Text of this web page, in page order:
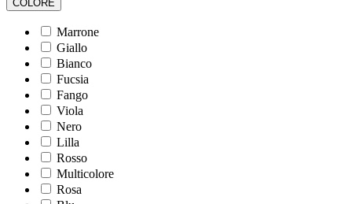
COLORE
Marrone
Giallo
Bianco
Fucsia
Fango
Viola
Nero
Lilla
Rosso
Multicolore
Rosa